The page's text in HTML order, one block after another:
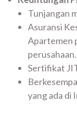
Tunjangan
Asuransi
Apartemen
perusahaan.
Sertifikat
yang ada di